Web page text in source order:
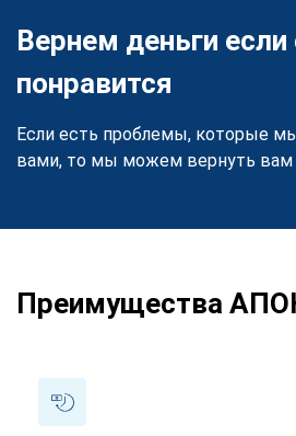
Вернем деньги если
понравится
Если есть проблемы, которые
вами, то мы можем вернуть вам
Преимущества